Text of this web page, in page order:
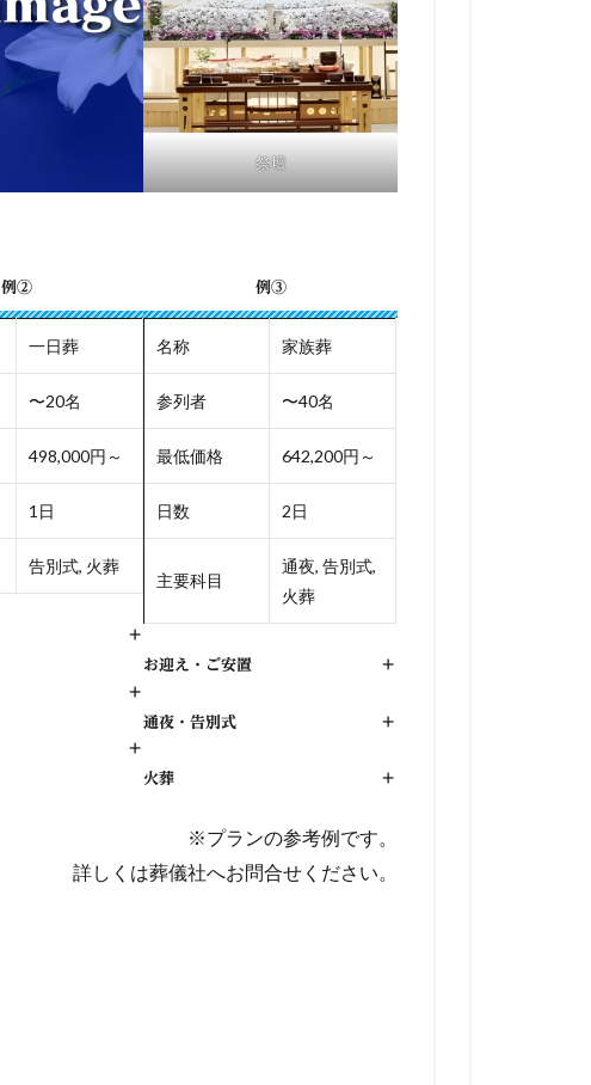
祭壇
例②
一日葬
〜20名
498,000円～
1日
告別式, 火葬
+
+
+
例③
名称 家族葬
参列者 〜40名
最低価格 642,200円～
日数 2日
主要科目
通夜, 告別式,
火葬
お迎え・ご安置 +
通夜・告別式 +
火葬 +
※プランの参考例です。
詳しくは葬儀社へお問合せください。